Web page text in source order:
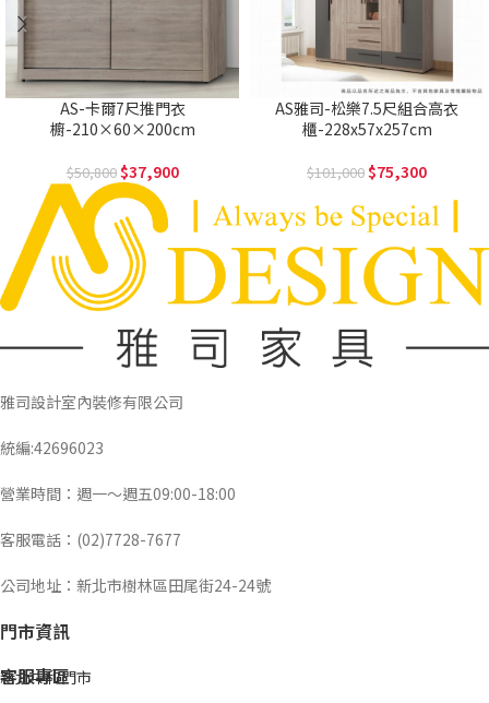
AS-卡爾7尺推門衣
櫥-210×60×200cm
50,800 37,900
AS雅司-松樂7.5尺組合高衣
櫃-228x57x257cm
101,000 75,300
雅司設計室內裝修有限公司
統編:42696023
營業時間：週一～週五09:00-18:00
客服電話：(02)7728-7677
公司地址：新北市樹林區田尾街24-24號
門市資訊
新北中和門市
客服專區